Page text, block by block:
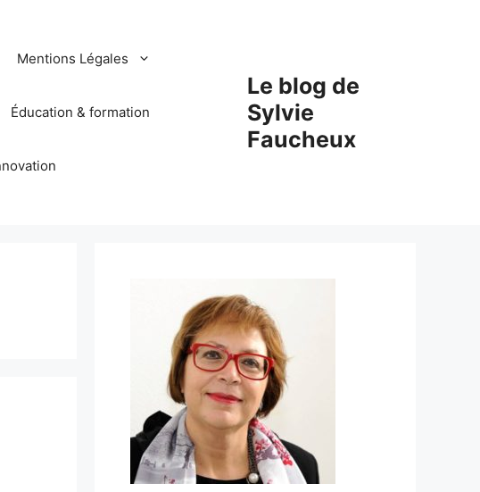
Le blog de
Sylvie
Faucheux
Mentions Légales
Éducation & formation